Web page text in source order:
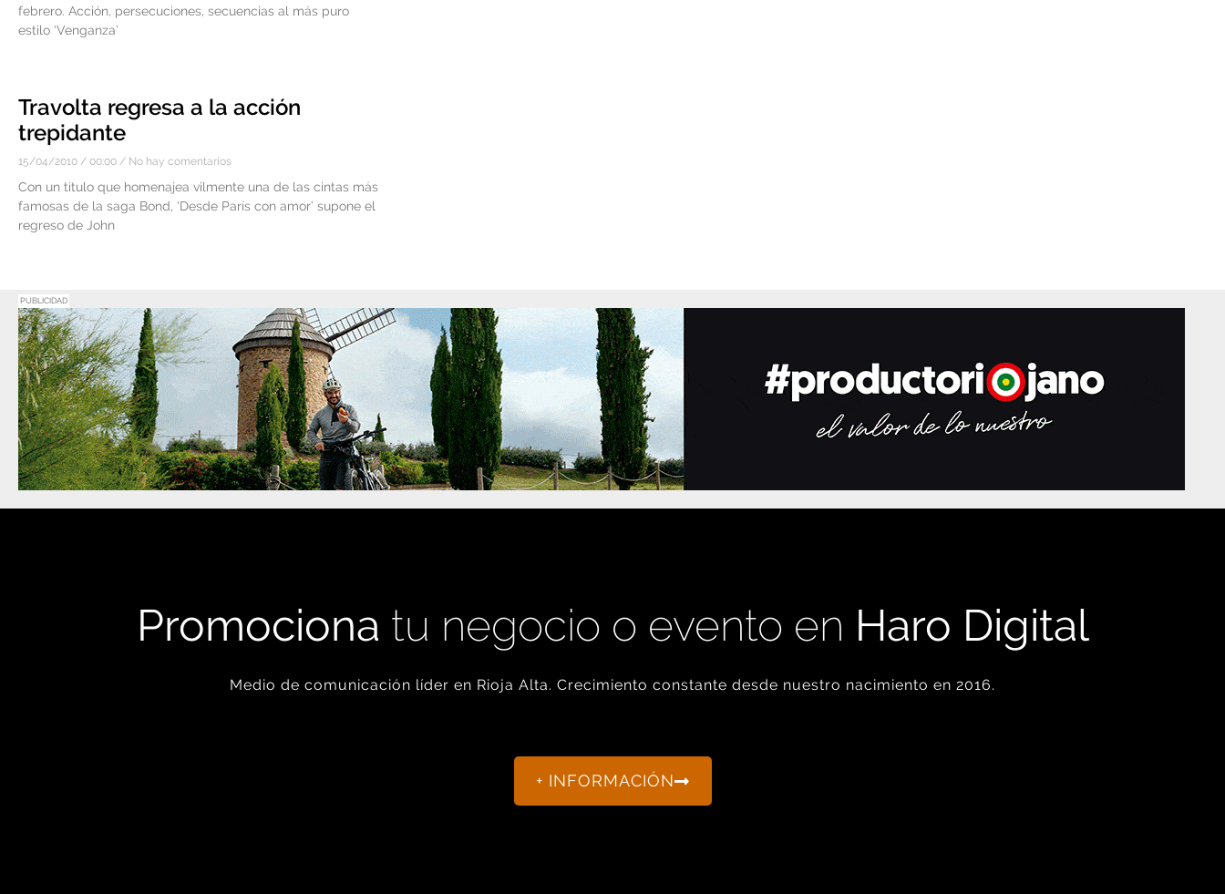
febrero. Acción, persecuciones, secuencias al más puro
estilo ‘Venganza’
Travolta regresa a la acción
trepidante
15/04/2010 00:00 No hay comentarios
Con un título que homenajea vilmente una de las cintas más
famosas de la saga Bond, ‘Desde París con amor’ supone el
regreso de John
PUBLICIDAD
Promociona tu negocio o evento en Haro Digital
Medio de comunicación líder en Rioja Alta. Crecimiento constante desde nuestro nacimiento en 2016.
+ INFORMACIÓN